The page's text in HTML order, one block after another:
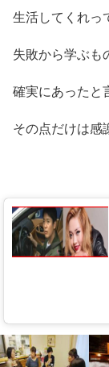
生活してくれっ
失敗から学ぶも
確実にあったと
その点だけは感